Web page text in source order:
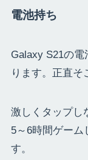
電池持ち
Galaxy S21の
ります。正直そ
激しくタップし
5～6時間ゲー
す。